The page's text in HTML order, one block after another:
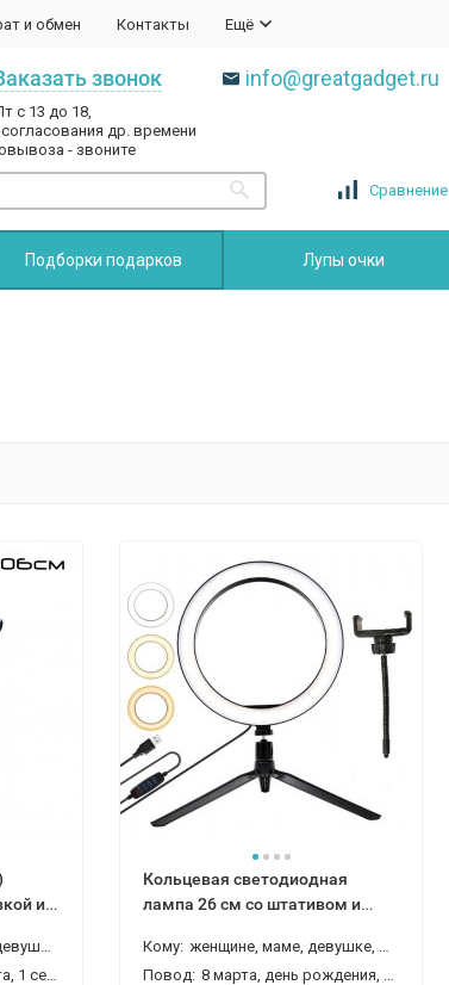
и обмен Контакты Ещё
звонок
с 13 до 18,
др. времени
- звоните
info@greatgadget.ru
Сравнение
Подборки подарков Лупы очки
и
другу, подруге
знаний)
Кольцевая светодиодная
лампа 26 см со штативом и
Кому: женщине, маме, девушке, любимой, девочке, внучке, сестре, подруге
Повод: 8 марта, день рождения, новый год, на 14 февраля (день святого валентина), новоселье